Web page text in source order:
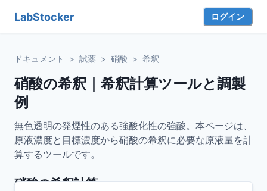
LabStocker ログイン
ドキュメント > 試薬 > 硝酸 > 希釈
硝酸の希釈｜希釈計算ツールと調製
例
無色透明の発煙性のある強酸化性の強酸。本ページは、
原液濃度と目標濃度から硝酸の希釈に必要な原液量を計
算するツールです。
硝酸の希釈計算